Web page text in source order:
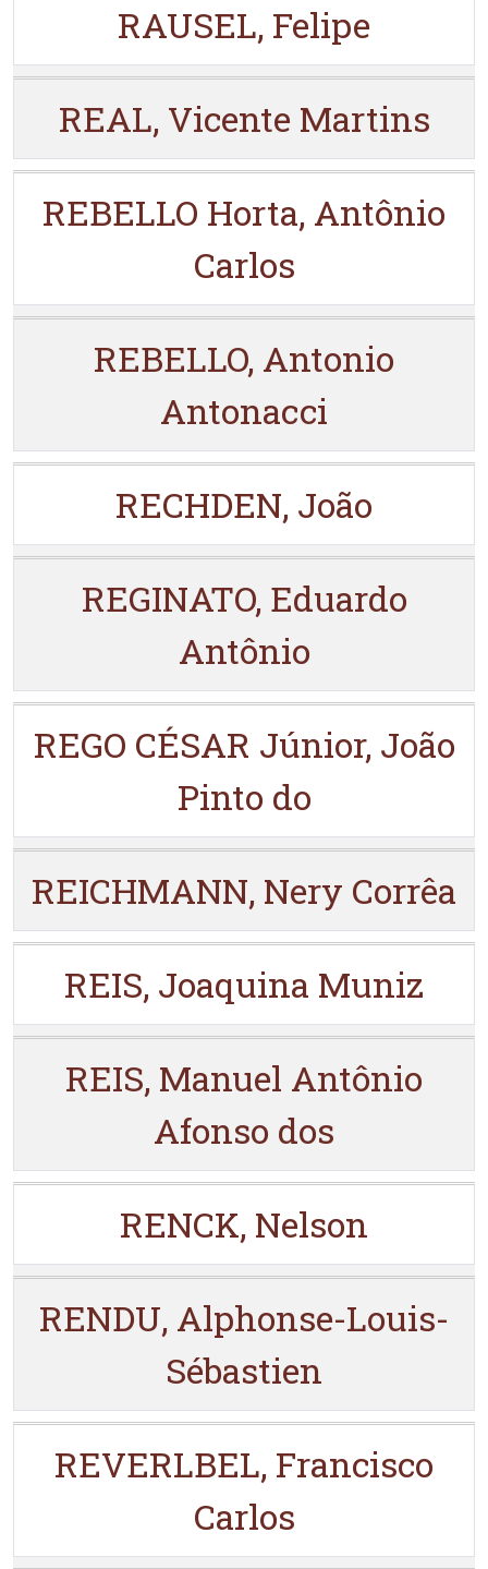
RAUSEL, Felipe
REAL, Vicente Martins
REBELLO Horta, Antônio
Carlos
REBELLO, Antonio
Antonacci
RECHDEN, João
REGINATO, Eduardo
Antônio
REGO CÉSAR Júnior, João
Pinto do
REICHMANN, Nery Corrêa
REIS, Joaquina Muniz
REIS, Manuel Antônio
Afonso dos
RENCK, Nelson
RENDU, Alphonse-Louis-
Sébastien
REVERLBEL, Francisco
Carlos